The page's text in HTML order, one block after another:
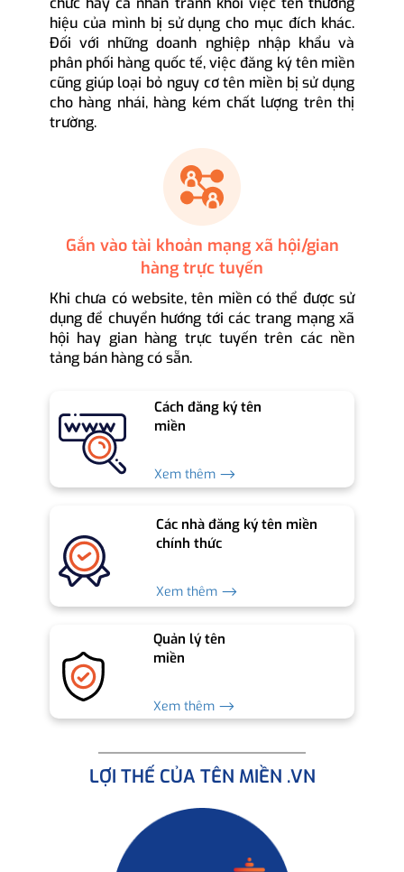
hiệu của mình bị sử dụng cho mục đích khác.
Đối với những doanh nghiệp nhập khẩu và
phân phối hàng quốc tế, việc đăng ký tên miền
cũng giúp loại bỏ nguy cơ tên miền bị sử dụng
cho hàng nhái, hàng kém chất lượng trên thị
trường.
Gắn vào tài khoản mạng xã hội/gian
hàng trực tuyến
Khi chưa có website, tên miền có thể được sử
dụng để chuyển hướng tới các trang mạng xã
hội hay gian hàng trực tuyến trên các nền
tảng bán hàng có sẵn.
Cách đăng ký tên
miền
Xem thêm ⟶
Các nhà đăng ký tên miền
chính thức
Xem thêm ⟶
Quản lý tên
miền
Xem thêm ⟶
LỢI THẾ CỦA TÊN MIỀN .VN